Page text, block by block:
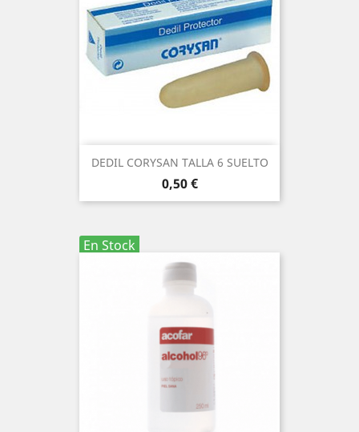
DEDIL CORYSAN TALLA 6 SUELTO
Precio
0,50 €
En Stock